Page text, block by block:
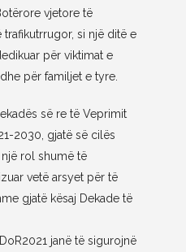
vjetore të
trafikutrrugor, si një ditë e
për viktimat e
për familjet e tyre.
së re të Veprimit
2030, gjatë së cilës
rol shumë të
vetë arsyet për të
gjatë kësaj Dekade të
janë të sigurojnë